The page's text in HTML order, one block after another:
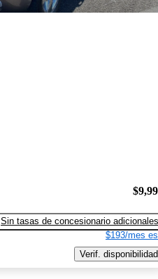
Sin tasas de concesionario adicionales
$193/mes
Verif. disponibilidad